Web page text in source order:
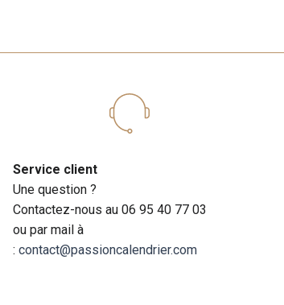
Service client
Une question ?
Contactez-nous au 06 95 40 77 03
ou par mail à
: contact@passioncalendrier.com